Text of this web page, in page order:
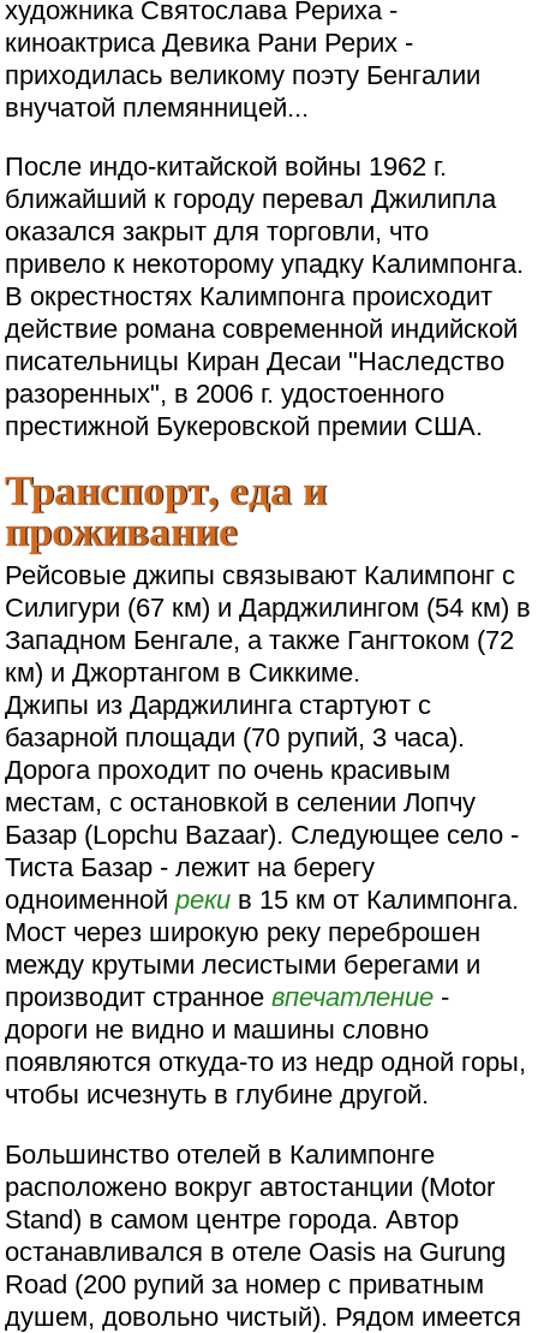
художника Святослава Рериха -
киноактриса Девика Рани Рерих -
приходилась великому поэту Бенгалии
внучатой племянницей...
После индо-китайской войны 1962 г.
ближайший к городу перевал Джилипла
оказался закрыт для торговли, что
привело к некоторому упадку Калимпонга.
В окрестностях Калимпонга происходит
действие романа современной индийской
писательницы Киран Десаи "Наследство
разоренных", в 2006 г. удостоенного
престижной Букеровской премии США.
Транспорт, еда и
проживание
Рейсовые джипы связывают Калимпонг с
Силигури (67 км) и Дарджилингом (54 км) в
Западном Бенгале, а также Гангтоком (72
км) и Джортангом в Сиккиме.
Джипы из Дарджилинга стартуют с
базарной площади (70 рупий, 3 часа).
Дорога проходит по очень красивым
местам, с остановкой в селении Лопчу
Базар (Lopchu Bazaar). Следующее село -
Тиста Базар - лежит на берегу
одноименнойреки в 15 км от Калимпонга.
Мост через широкую реку переброшен
между крутыми лесистыми берегами и
производит странноевпечатление -
дороги не видно и машины словно
появляются откуда-то из недр одной горы,
чтобы исчезнуть в глубине другой.
Большинство отелей в Калимпонге
расположено вокруг автостанции (Motor
Stand) в самом центре города. Автор
останавливался в отеле Oasis на Gurung
Road (200 рупий за номер с приватным
душем, довольно чистый). Рядом имеется